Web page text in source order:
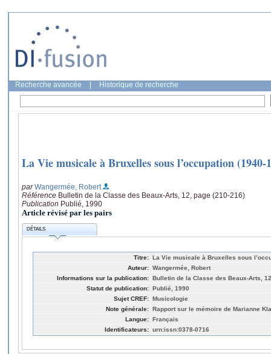
Recherche avancée Historique de recherche
La Vie musicale à Bruxelles sous l’occupation (1940-
parWangermée, Robert
Référence Bulletin de la Classe des Beaux-Arts, 12, page (210-216)
Publication Publié, 1990
Article révisé par les pairs
DÉTAILS
Titre: La Vie musicale à Bruxelles sous
Auteur: Wangermée, Robert
Informations sur la publication: Bulletin de la Classe des Beaux-Arts,
Statut de publication: Publié, 1990
Sujet CREF: Musicologie
Note générale: Rapport sur le mémoire de Marianne
Langue: Français
Identificateurs: urn:issn:0378-0716